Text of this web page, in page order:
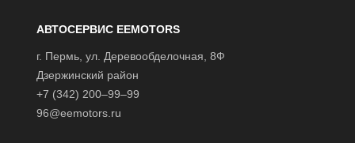
АВТОСЕРВИС EEMOTORS
г. Пермь , ул. Деревообделочная, 8Ф
Дзержинский район
+7 (342) 200–99–99
96@eemotors.ru